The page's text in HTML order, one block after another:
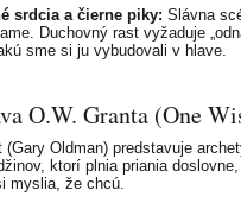
srdcia a čierne piky: Slávna
Duchovný rast vyžaduje
sme si ju vybudovali v hlave.
O.W. Granta (One
(Gary Oldman) predstavuje
ktorí plnia priania
myslia, že chcú.